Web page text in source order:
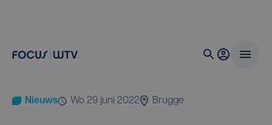
Nieuws wo 29 juni 2022 Brugge